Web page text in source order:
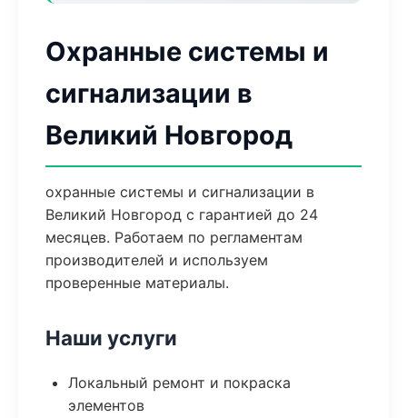
Охранные системы и
сигнализации в
Великий Новгород
охранные системы и сигнализации в
Великий Новгород с гарантией до 24
месяцев. Работаем по регламентам
производителей и используем
проверенные материалы.
Наши услуги
Локальный ремонт и покраска
элементов